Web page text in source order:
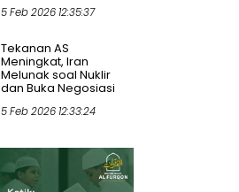
5 Feb 2026 12:35:37
Tekanan AS
Meningkat, Iran
Melunak soal Nuklir
dan Buka Negosiasi
5 Feb 2026 12:33:24